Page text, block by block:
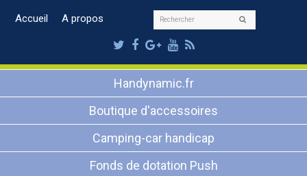
Accueil A propos Rechercher
Twitter
Facebook
Google
Plus
Youtube
RSS
Handynamic.fr
Boutique d'accessoires
Camping-car handicap
Fonds de dotation Push